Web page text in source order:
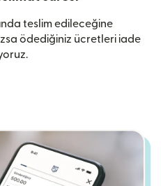
teslim edileceğine
ödediğiniz ücretleri iade